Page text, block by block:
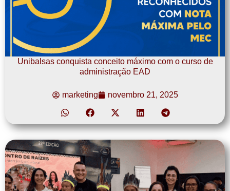
Unibalsas conquista conceito máximo com o curso de
administração EAD
marketing novembro 21, 2025